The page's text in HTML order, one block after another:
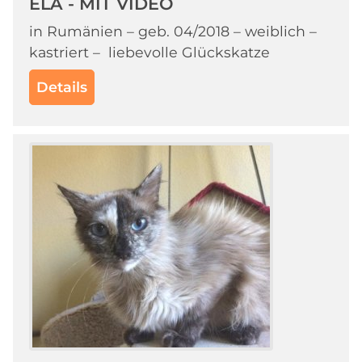
in Rumänien – geb. 04/2018 – weiblich –
kastriert – liebevolle Glückskatze
Details